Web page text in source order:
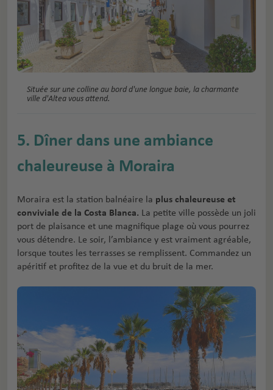
Située sur une colline au bord d'une longue baie, la charmante
ville d'Altea vous attend.
5. Dîner dans une ambiance
chaleureuse à Moraira
Moraira est la station balnéaire la plus chaleureuse et
conviviale de la Costa Blanca. La petite ville possède un joli
port de plaisance et une magnifique plage où vous pourrez
vous détendre. Le soir, l’ambiance y est vraiment agréable,
lorsque toutes les terrasses se remplissent. Commandez un
apéritif et profitez de la vue et du bruit de la mer.